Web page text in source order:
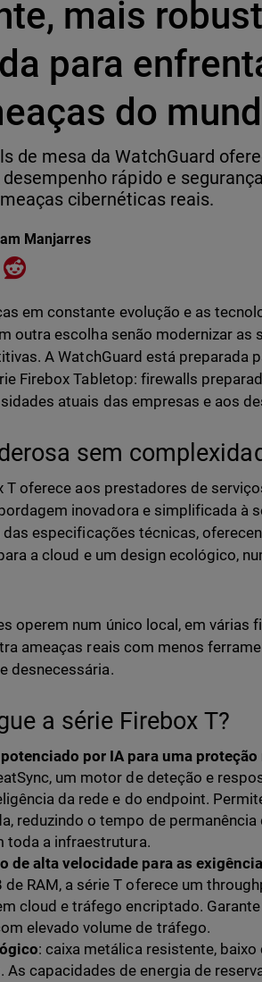
mais
para
do
de mesa da WatchGuard
rápido e
cibernéticas reais.
Manjarres
on X
Share on Reddit
em constante evolução e as
outra escolha senão modernizar as
A WatchGuard está preparada
Firebox Tabletop: firewalls
atuais das empresas e aos
sem
T oferece aos prestadores de
inovadora e simplificada à
especificações técnicas,
a cloud e um design ecológico,
operem num único local, em várias
ameaças reais com menos
desnecessária.
a série Firebox T?
por IA para uma
um motor de deteção e
da rede e do endpoint.
reduzindo o tempo de
toda a infraestrutura.
de alta velocidade para as
de RAM, a série T oferece um
cloud e tráfego encriptado.
elevado volume de tráfego.
: caixa metálica resistente,
As capacidades de energia de